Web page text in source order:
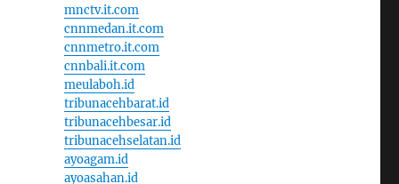
mnctv.it.com
cnnmedan.it.com
cnnmetro.it.com
cnnbali.it.com
meulaboh.id
tribunacehbarat.id
tribunacehbesar.id
tribunacehselatan.id
ayoagam.id
ayoasahan.id